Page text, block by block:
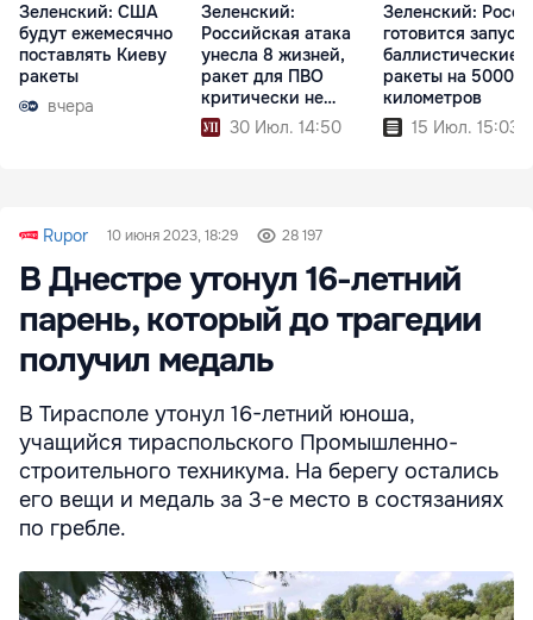
Зеленский: США
будут ежемесячно
поставлять Киеву
ракеты
вчера
Зеленский:
Российская атака
унесла 8 жизней,
ракет для ПВО
критически не
хватает
30 Июл. 14:50
Зеленский:
готовится
баллистические
ракеты на 5000
километров
15 Июл. 15:03
Rupor 10 июня 2023, 18:29 28 197
В Днестре утонул 16-летний
парень, который до трагедии
получил медаль
В Тирасполе утонул 16-летний юноша,
учащийся тираспольского Промышленно-
строительного техникума. На берегу остались
его вещи и медаль за 3-е место в состязаниях
по гребле.